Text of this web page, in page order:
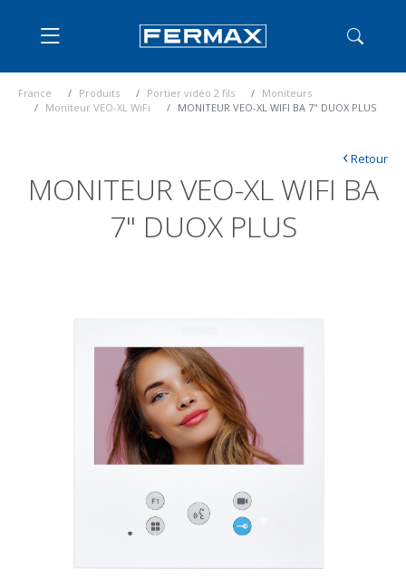
France Produits Portier vidéo 2 fils
Moniteurs
Moniteur VEO-XL WiFi
MONITEUR VEO-XL WIFI BA 7" DUOX PLUS
MONITEUR VEO-XL WIFI BA
7" DUOX PLUS
‹Retour